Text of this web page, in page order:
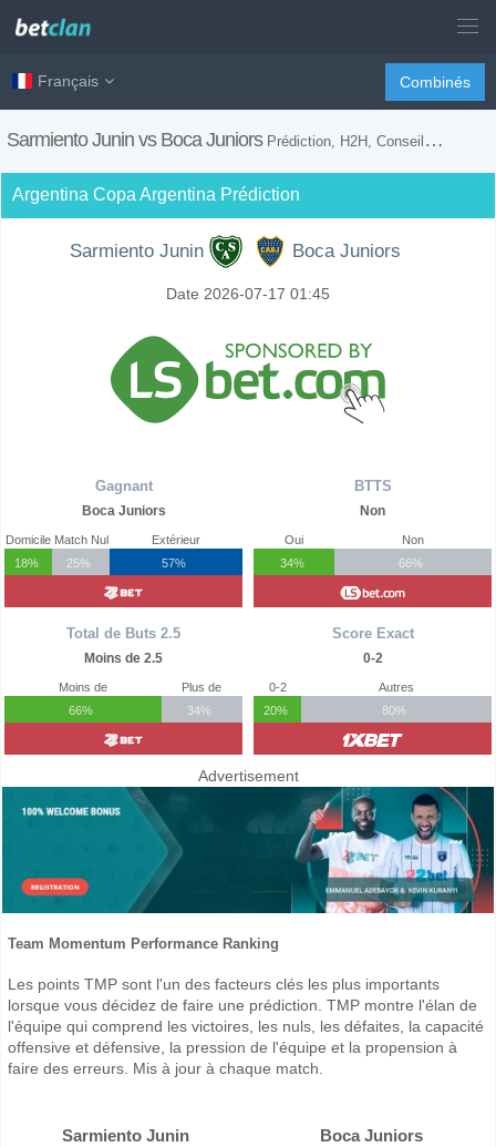
Français Combinés
Sarmiento Junin vs Boca Juniors Prédiction, H2H, Conseils de Paris et Prévision du Match
Argentina Copa Argentina Prédiction
Sarmiento Junin Boca Juniors
Date 2026-07-17 01:45
Gagnant
Boca Juniors
Domicile
18%
Match Nul
25%
Extérieur
57%
Total de Buts 2.5
Moins de 2.5
Moins de
66%
Plus de
34%
BTTS
Non
Oui
34%
Non
66%
Score Exact
0-2
0-2
20%
Autres
80%
Advertisement
Team Momentum Performance Ranking
Les points TMP sont l'un des facteurs clés les plus importants
lorsque vous décidez de faire une prédiction. TMP montre l'élan de
l'équipe qui comprend les victoires, les nuls, les défaites, la capacité
offensive et défensive, la pression de l'équipe et la propension à
faire des erreurs. Mis à jour à chaque match.
Sarmiento Junin Boca Juniors